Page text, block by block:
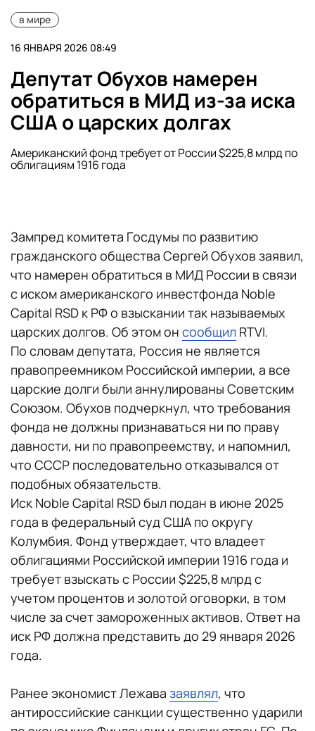
в мире
16 ЯНВАРЯ 2026 08:49
Депутат Обухов намерен
обратиться в МИД из-за иска
США о царских долгах
Американский фонд требует от России $225,8 млрд по
облигациям 1916 года
Зампред комитета Госдумы по развитию
гражданского общества Сергей Обухов заявил,
что намерен обратиться в МИД России в связи
с иском американского инвестфонда Noble
Capital RSD к РФ о взыскании так называемых
царских долгов. Об этом он сообщил RTVI.
По словам депутата, Россия не является
правопреемником Российской империи, а все
царские долги были аннулированы Советским
Союзом. Обухов подчеркнул, что требования
фонда не должны признаваться ни по праву
давности, ни по правопреемству, и напомнил,
что СССР последовательно отказывался от
подобных обязательств.
Иск Noble Capital RSD был подан в июне 2025
года в федеральный суд США по округу
Колумбия. Фонд утверждает, что владеет
облигациями Российской империи 1916 года и
требует взыскать с России $225,8 млрд с
учетом процентов и золотой оговорки, в том
числе за счет замороженных активов. Ответ на
иск РФ должна представить до 29 января 2026
года.
Ранее экономист Лежава заявлял, что
антироссийские санкции существенно ударили